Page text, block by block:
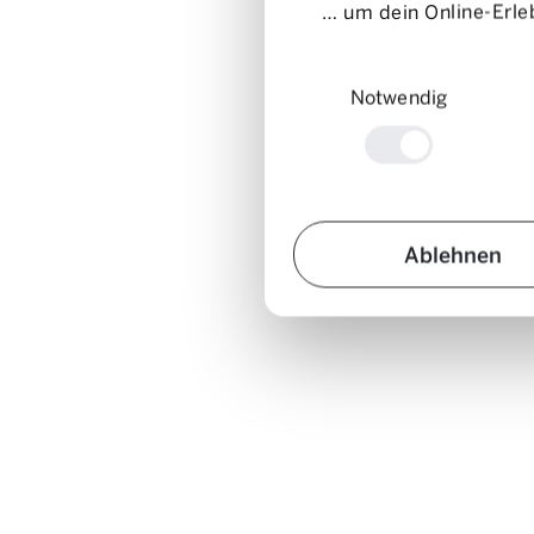
… um dein Online-
Notwendig
Ablehnen